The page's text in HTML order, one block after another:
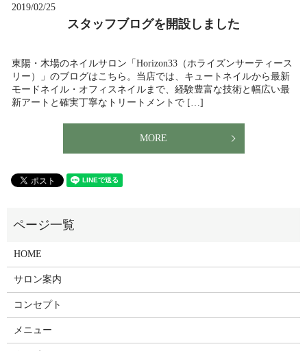
2019/02/25
スタッフブログを開設しました
東陽・木場のネイルサロン「Horizon33（ホライズンサーティース
リー）」のブログはこちら。当店では、キュートネイルから最新
モードネイル・オフィスネイルまで、経験豊富な技術と幅広い最
新アートと確実丁寧なトリートメントで […]
MORE
HOME
サロン案内
コンセプト
メニュー